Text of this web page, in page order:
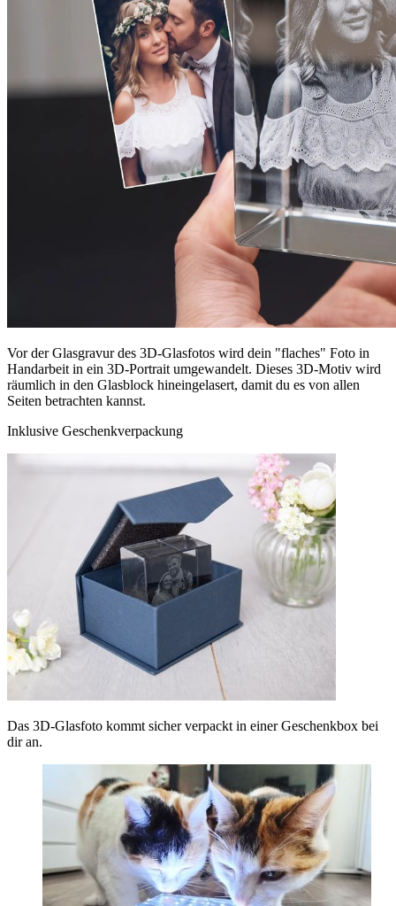
Vor der Glasgravur des 3D-Glasfotos wird dein "flaches" Foto in
Handarbeit in ein 3D-Portrait umgewandelt. Dieses 3D-Motiv wird
räumlich in den Glasblock hineingelasert, damit du es von allen
Seiten betrachten kannst.
Inklusive Geschenkverpackung
Das 3D-Glasfoto kommt sicher verpackt in einer Geschenkbox bei
dir an.